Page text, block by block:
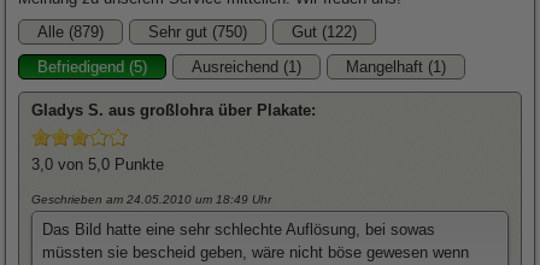
Alle (879)
Sehr gut (750)
Gut (122)
Befriedigend (5)
Ausreichend (1) Mangelhaft (1)
Gladys S. aus großlohra über Plakate:
3,0 von 5,0 Punkte
Geschrieben am 24.05.2010 um 18:49 Uhr
Das Bild hatte eine sehr schlechte Auflösung, bei sowas
müssten sie bescheid geben, wäre nicht böse gewesen wenn